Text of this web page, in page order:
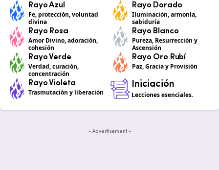
Rayo Azul
Fe, protección, voluntad
divina
Rayo Dorado
Iluminación, armonía,
sabiduría
Rayo Rosa
Amor Divino, adoración,
cohesión
Rayo Blanco
Pureza, Resurrección y
Ascensión
Rayo Verde
Verdad, curación,
concentración
Rayo Oro Rubí
Paz, Gracia y Provisión
Rayo Violeta
Trasmutación y liberación
Iniciación
Lecciones esenciales.
- Advertisement -